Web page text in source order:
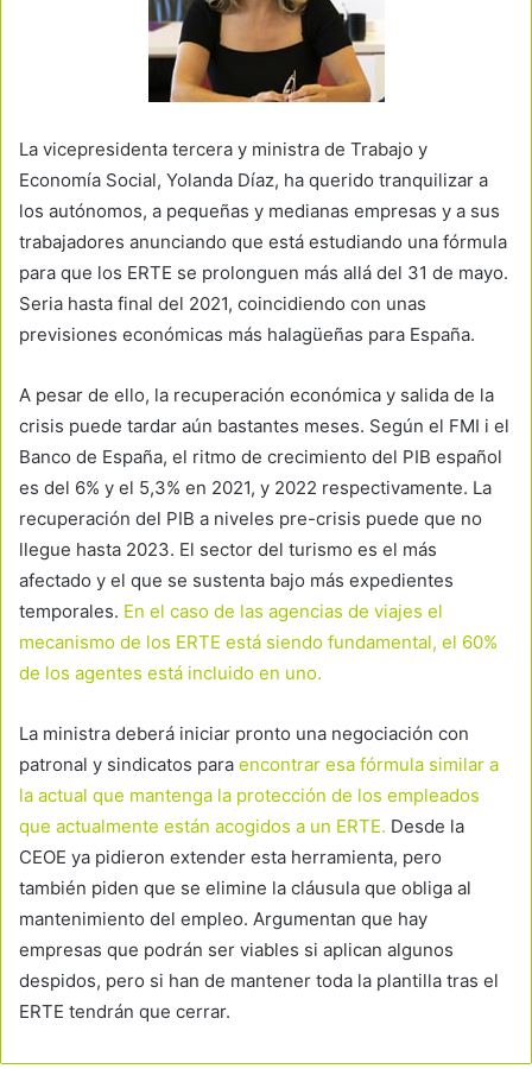
La vicepresidenta tercera y ministra de Trabajo y
Economía Social, Yolanda Díaz, ha querido tranquilizar a
los autónomos, a pequeñas y medianas empresas y a sus
trabajadores anunciando que está estudiando una fórmula
para que los ERTE se prolonguen más allá del 31 de mayo.
Seria hasta final del 2021, coincidiendo con unas
previsiones económicas más halagüeñas para España.
A pesar de ello, la recuperación económica y salida de la
crisis puede tardar aún bastantes meses. Según el FMI i el
Banco de España, el ritmo de crecimiento del PIB español
es del 6% y el 5,3% en 2021, y 2022 respectivamente. La
recuperación del PIB a niveles pre-crisis puede que no
llegue hasta 2023. El sector del turismo es el más
afectado y el que se sustenta bajo más expedientes
temporales. En el caso de las agencias de viajes el
mecanismo de los ERTE está siendo fundamental, el 60%
de los agentes está incluido en uno.
La ministra deberá iniciar pronto una negociación con
patronal y sindicatos para encontrar esa fórmula similar a
la actual que mantenga la protección de los empleados
que actualmente están acogidos a un ERTE. Desde la
CEOE ya pidieron extender esta herramienta, pero
también piden que se elimine la cláusula que obliga al
mantenimiento del empleo. Argumentan que hay
empresas que podrán ser viables si aplican algunos
despidos, pero si han de mantener toda la plantilla tras el
ERTE tendrán que cerrar.